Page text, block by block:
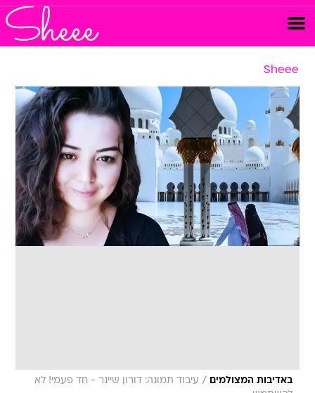
Sheee
באדיבות המצולמים / עיבוד תמונה: דורון שיינר - חד פעמי! לא